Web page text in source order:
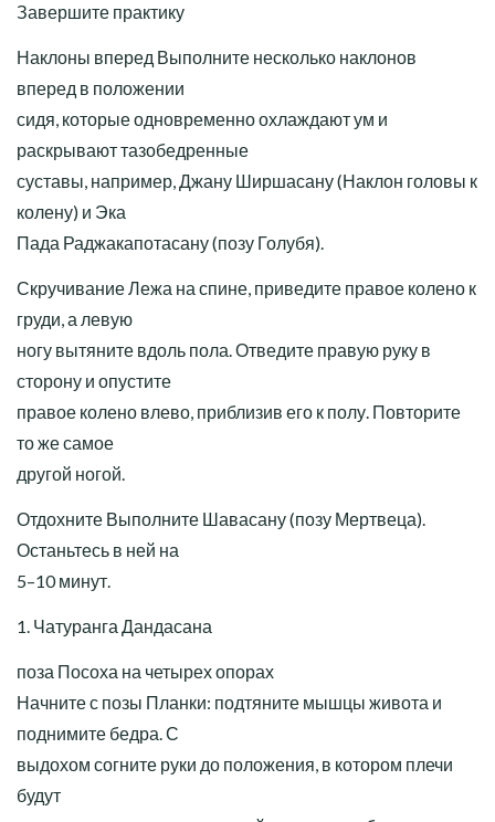
Завершите практику
Наклоны вперед Выполните несколько наклонов
вперед в положении
сидя, которые одновременно охлаждают ум и
раскрывают тазобедренные
суставы, например, Джану Ширшасану (Наклон головы к
колену) и Эка
Пада Раджакапотасану (позу Голубя).
Скручивание Лежа на спине, приведите правое колено к
груди, а левую
ногу вытяните вдоль пола. Отведите правую руку в
сторону и опустите
правое колено влево, приблизив его к полу. Повторите
то же самое
другой ногой.
Отдохните Выполните Шавасану (позу Мертвеца).
Останьтесь в ней на
5–10 минут.
1. Чатуранга Дандасана
поза Посоха на четырех опорах
Начните с позы Планки: подтяните мышцы живота и
поднимите бедра. С
выдохом согните руки до положения, в котором плечи
будут